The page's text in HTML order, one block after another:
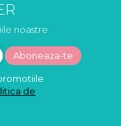
noastre
de